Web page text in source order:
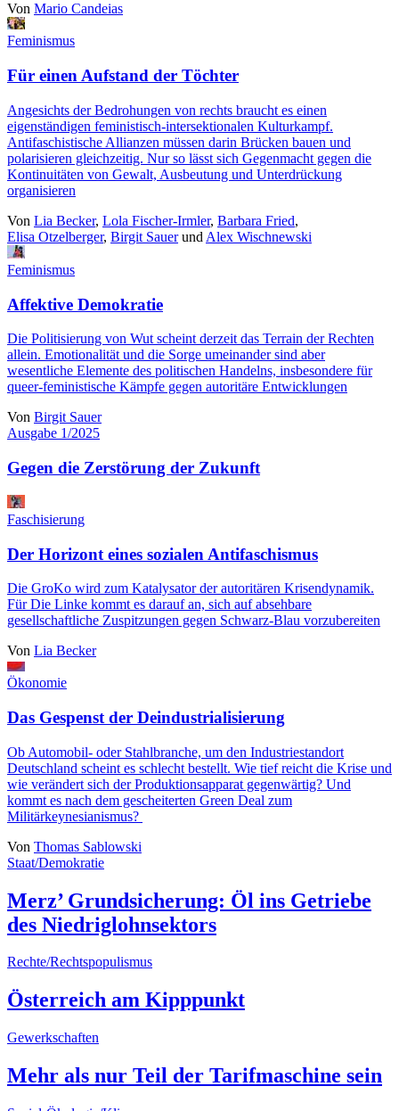
Von Mario Candeias
Feminismus
Für einen Aufstand der Töchter
Angesichts der Bedrohungen von rechts braucht es einen
eigenständigen feministisch-intersektionalen Kulturkampf.
Antifaschistische Allianzen müssen darin Brücken bauen und
polarisieren gleichzeitig. Nur so lässt sich Gegenmacht gegen die
Kontinuitäten von Gewalt, Ausbeutung und Unterdrückung
organisieren
Von Lia Becker, Lola Fischer-Irmler, Barbara Fried,
Elisa Otzelberger, Birgit Sauerund Alex Wischnewski
Feminismus
Affektive Demokratie
Die Politisierung von Wut scheint derzeit das Terrain der Rechten
allein. Emotionalität und die Sorge umeinander sind aber
wesentliche Elemente des politischen Handelns, insbesondere für
queer-feministische Kämpfe gegen autoritäre Entwicklungen
Von Birgit Sauer
Ausgabe 1/2025
Gegen die Zerstörung der Zukunft
Faschisierung
Der Horizont eines sozialen Antifaschismus
Die GroKo wird zum Katalysator der autoritären Krisendynamik.
Für Die Linke kommt es darauf an, sich auf absehbare
gesellschaftliche Zuspitzungen gegen Schwarz-Blau vorzubereiten
Von Lia Becker
Ökonomie
Das Gespenst der Deindustrialisierung
Ob Automobil- oder Stahlbranche, um den Industriestandort
Deutschland scheint es schlecht bestellt. Wie tief reicht die Krise und
wie verändert sich der Produktionsapparat gegenwärtig? Und
kommt es nach dem gescheiterten Green Deal zum
Militärkeynesianismus?
Von Thomas Sablowski
Staat/Demokratie
Merz’ Grundsicherung: Öl ins Getriebe
des Niedriglohnsektors
Rechte/Rechtspopulismus
Österreich am Kipppunkt
Gewerkschaften
Mehr als nur Teil der Tarifmaschine sein